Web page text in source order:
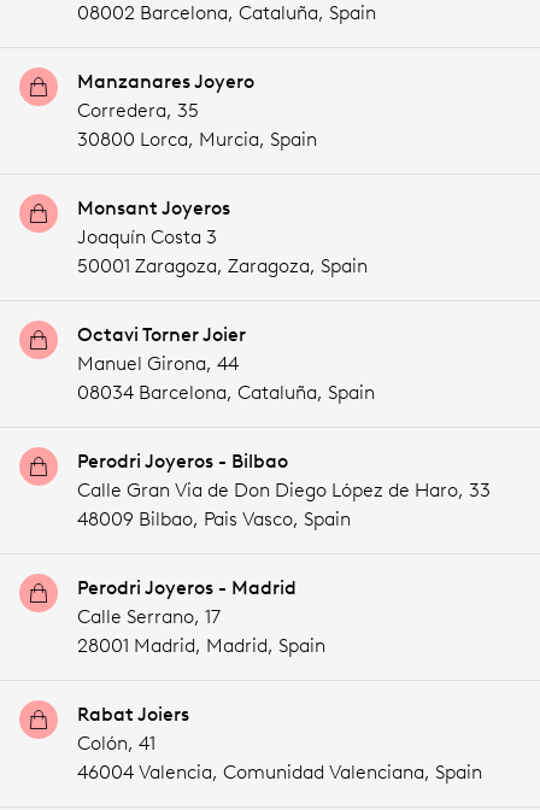
08002 Barcelona, Cataluña, Spain
Manzanares Joyero
Corredera, 35
30800 Lorca, Murcia, Spain
Monsant Joyeros
Joaquín Costa 3
50001 Zaragoza, Zaragoza, Spain
Octavi Torner Joier
Manuel Girona, 44
08034 Barcelona, Cataluña, Spain
Perodri Joyeros - Bilbao
Calle Gran Via de Don Diego López de Haro, 33
48009 Bilbao, Pais Vasco, Spain
Perodri Joyeros - Madrid
Calle Serrano, 17
28001 Madrid, Madrid, Spain
Rabat Joiers
Colón, 41
46004 Valencia, Comunidad Valenciana, Spain